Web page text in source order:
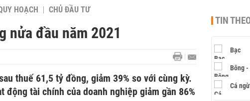
HOẠCH CHỦ ĐẦU TƯ
nửa đầu năm 2021
thuế 61,5 tỷ đồng, giảm 39% so với cùng kỳ.
động tài chính của doanh nghiệp giảm gần 86%
TIN
Bạc
Bông -
Cá ngừ